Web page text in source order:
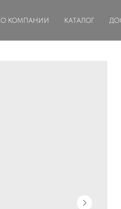
О КОМПАНИИ КАТАЛОГ